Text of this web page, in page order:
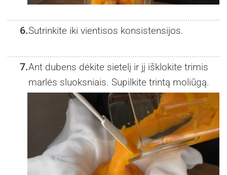
6.Sutrinkite iki vientisos konsistensijos.
7.Ant dubens dėkite sietelį ir jį išklokite trimis
marlės sluoksniais. Supilkite trintą moliūgą.